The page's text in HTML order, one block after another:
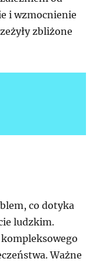
i wzmocnienie
zbliżone
co dotyka
ludzkim.
Ważne